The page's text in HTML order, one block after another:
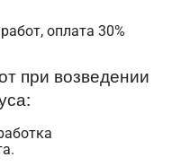
оплата 30%
при возведении